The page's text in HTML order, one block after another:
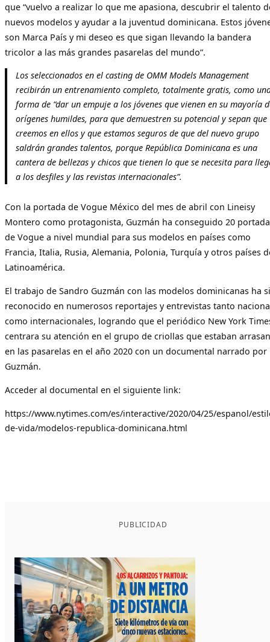
que “vuelvo a realizar lo que me apasiona, descubrir el talento
nuevos modelos y ayudar a la juventud dominicana. Estos
son Marca País y mi deseo es que sigan llevando la bandera
tricolor a las más grandes pasarelas del mundo”.
Los seleccionados en el casting de OMM Models Management
recibirán un entrenamiento completo, totalmente gratis, como
forma de “dar un empuje a los jóvenes que vienen en su mayoría
orígenes humildes, para que demuestren su potencial y sepan que
creemos en ellos y que estamos seguros de que del nuevo grupo
saldrán grandes talentos, porque República Dominicana es una
cantera de bellezas y chicos que tienen lo que se necesita para
a los desfiles y las revistas internacionales”.
Con la portada de Vogue México del mes de abril con Lineisy
Montero como protagonista, Guzmán ha conseguido 20
de Vogue a nivel mundial para sus modelos en países como
Francia, Italia, Rusia, Alemania, Polonia, Turquía y otros países
Latinoamérica.
El trabajo de Sandro Guzmán con las modelos dominicanas ha
reconocido en numerosos reportajes y entrevistas tanto
como internacionales, logrando que el periódico New York
centrara su atención en el grupo de criollas que estaban
en las pasarelas en el año 2020 con un documental narrado por
Guzmán.
Acceder al documental en el siguiente link:
https://www.nytimes.com/es/interactive/2020/04/25/espanol/
de-vida/modelos-republica-dominicana.html
PUBLICIDAD